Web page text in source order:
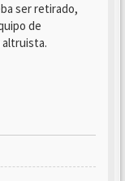
ser retirado,
de
altruista.